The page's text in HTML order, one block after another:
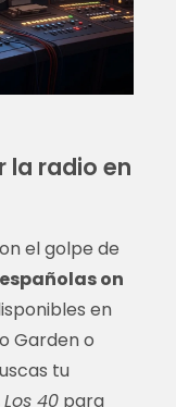
la radio en
el golpe de
on
en
Garden o
tu
Los 40para